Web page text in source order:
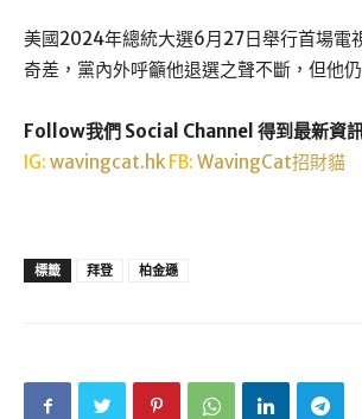
美國2024年總統大選6月27日舉行首場電
奇差，黨內外呼籲他退選之聲不斷，但他
Follow我們 Social Channel 得到最新資
IG: wavingcat.hk FB: WavingCat招財貓
標籤 拜登 柏金遜